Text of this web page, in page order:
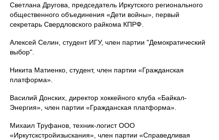
Светлана Другова, председатель Иркутского регионального
общественного объединения «Дети войны», первый
секретарь Свердловского райкома КПРФ.
Алексей Селин, студент ИГУ, член партии "Демократический
выбор".
Никита Матиенко, студент, член партии «Гражданская
платформа».
Василий Донских, директор хоккейного клуба «Байкал-
Энергия», член партии «Гражданская платформа».
Михаил Труфанов, техник-логист ООО
«Иркутскстройизыскания», член партии «Справедливая